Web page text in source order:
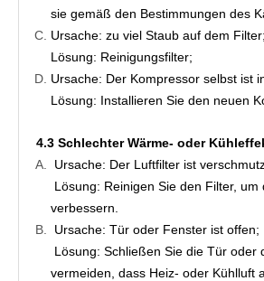
sie gemäß den Bestimmungen des
Ursache: zu viel Staub auf dem Filter;
Lösung: Reinigungsfilter;
Ursache: Der Kompressor selbst ist
Lösung: Installieren Sie den neuen
4.3 Schlechter Wärme- oder
Ursache: Der Luftfilter ist
Lösung: Reinigen Sie den Filter, um
verbessern.
Ursache: Tür oder Fenster ist offen;
Lösung: Schließen Sie die Tür oder
vermeiden, dass Heiz- oder Kühlluft